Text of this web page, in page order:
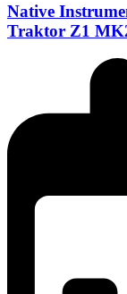
Native
Traktor Z1